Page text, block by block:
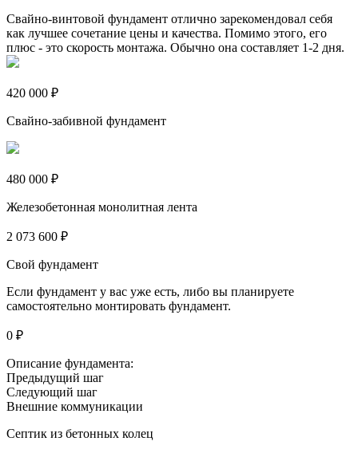
Свайно-винтовой фундамент отлично зарекомендовал себя
как лучшее сочетание цены и качества. Помимо этого, его
плюс - это скорость монтажа. Обычно она составляет 1-2 дня.
420 000 ₽
Свайно-забивной фундамент
480 000 ₽
Железобетонная монолитная лента
2 073 600 ₽
Свой фундамент
Если фундамент у вас уже есть, либо вы планируете
самостоятельно монтировать фундамент.
0 ₽
Описание фундамента:
Предыдущий шаг
Следующий шаг
Внешние коммуникации
Септик из бетонных колец